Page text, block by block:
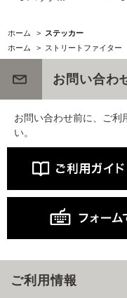
ホーム > ステッカー
ホーム
> ストリートファイター
お問い合わ
お問い合わせ前に、ご利
い。
ご利用情報